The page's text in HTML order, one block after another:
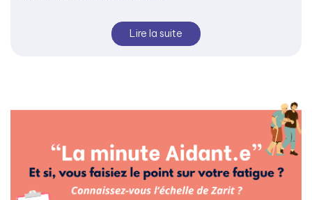
Lire la suite